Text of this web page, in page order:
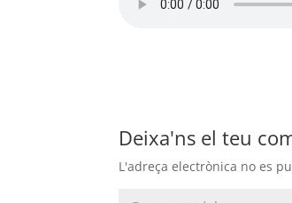
Deixa'ns el teu
L'adreça electrònica no es